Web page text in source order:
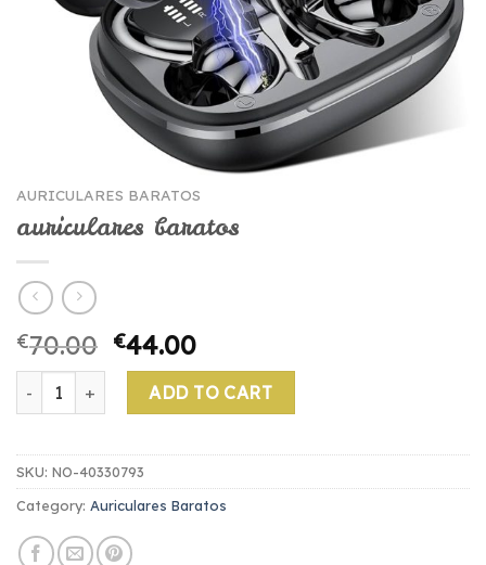
AURICULARES BARATOS
auriculares baratos
€70.00 €44.00
auriculares baratos quantity
ADD TO CART
SKU: NO-40330793
Category: Auriculares Baratos